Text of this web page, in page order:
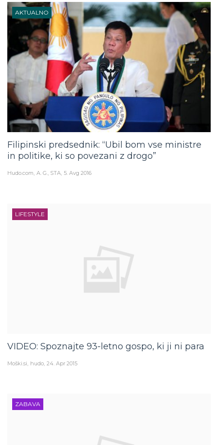
AKTUALNO
Filipinski predsednik: “Ubil bom vse ministre
in politike, ki so povezani z drogo”
Hudo.com A. G., STA 5. Avg 2016
LIFESTYLE
VIDEO: Spoznajte 93-letno gospo, ki ji ni para
Moški.si hudo 24. Apr 2015
ZABAVA